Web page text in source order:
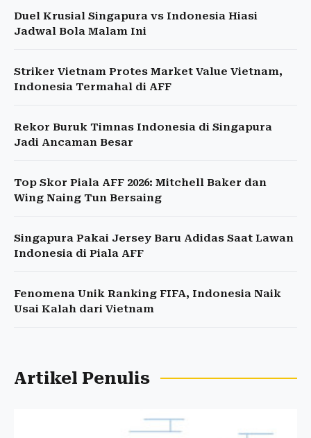
Duel Krusial Singapura vs Indonesia Hiasi
Jadwal Bola Malam Ini
Striker Vietnam Protes Market Value Vietnam,
Indonesia Termahal di AFF
Rekor Buruk Timnas Indonesia di Singapura
Jadi Ancaman Besar
Top Skor Piala AFF 2026: Mitchell Baker dan
Wing Naing Tun Bersaing
Singapura Pakai Jersey Baru Adidas Saat Lawan
Indonesia di Piala AFF
Fenomena Unik Ranking FIFA, Indonesia Naik
Usai Kalah dari Vietnam
Artikel Penulis